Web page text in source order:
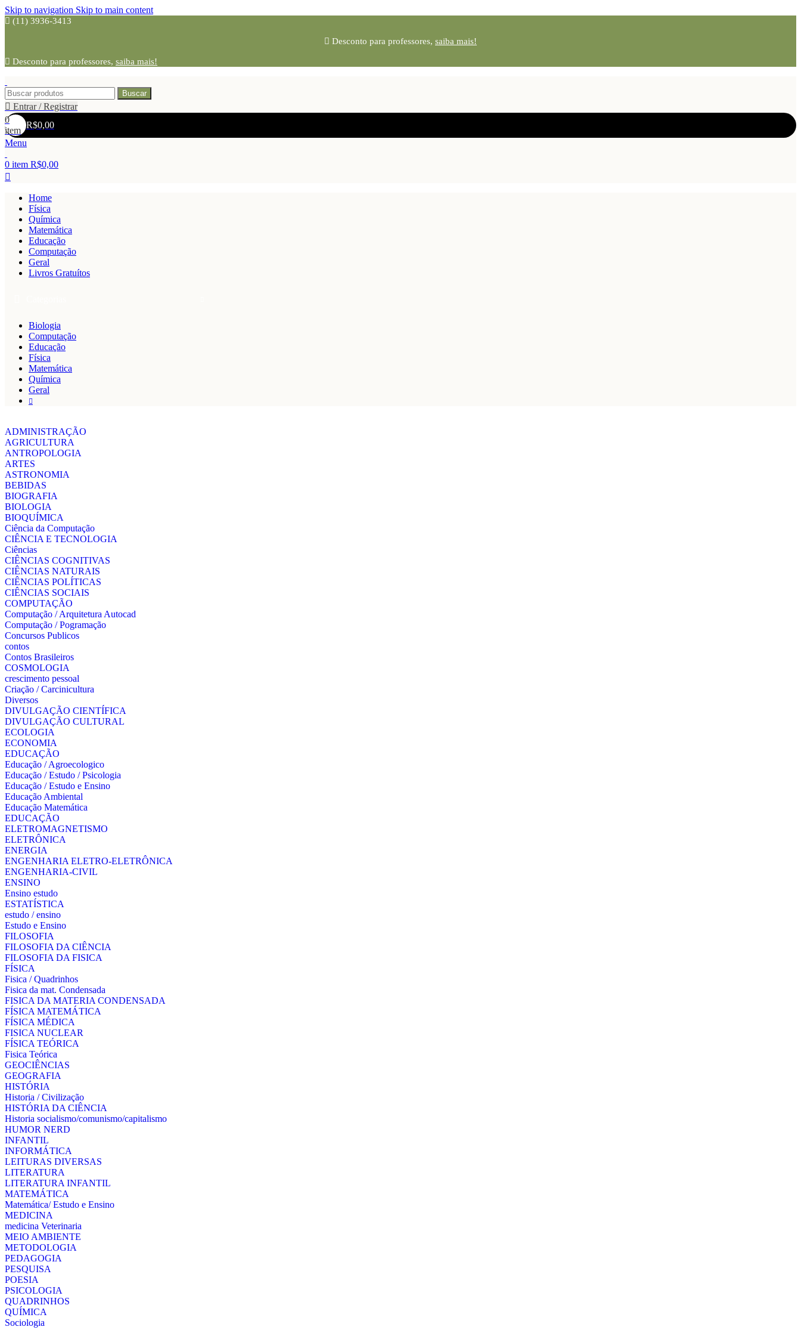
Skip to navigation Skip to main content
(11) 3936-3413
Desconto para professores, saiba mais!
Desconto para professores, saiba mais!
Buscar
Entrar / Registrar
0
item
R$0,00
Menu
0 item R$0,00
Home
Física
Química
Matemática
Educação
Computação
Geral
Livros Gratuítos
Biologia
Computação
Educação
Física
Matemática
Química
Geral
ADMINISTRAÇÃO
AGRICULTURA
ANTROPOLOGIA
ARTES
ASTRONOMIA
BEBIDAS
BIOGRAFIA
BIOLOGIA
BIOQUÍMICA
Ciência da Computação
CIÊNCIA E TECNOLOGIA
Ciências
CIÊNCIAS COGNITIVAS
CIÊNCIAS NATURAIS
CIÊNCIAS POLÍTICAS
CIÊNCIAS SOCIAIS
COMPUTAÇÃO
Computação / Arquitetura Autocad
Computação / Pogramação
Concursos Publicos
contos
Contos Brasileiros
COSMOLOGIA
crescimento pessoal
Criação / Carcinicultura
Diversos
DIVULGAÇÃO CIENTÍFICA
DIVULGAÇÃO CULTURAL
ECOLOGIA
ECONOMIA
EDUCAÇÃO
Educação / Agroecologico
Educação / Estudo / Psicologia
Educação / Estudo e Ensino
Educação Ambiental
Educação Matemática
EDUCAÇÃO
ELETROMAGNETISMO
ELETRÔNICA
ENERGIA
ENGENHARIA ELETRO-ELETRÔNICA
ENGENHARIA-CIVIL
ENSINO
Ensino estudo
ESTATÍSTICA
estudo / ensino
Estudo e Ensino
FILOSOFIA
FILOSOFIA DA CIÊNCIA
FILOSOFIA DA FISICA
FÍSICA
Fisica / Quadrinhos
Fisica da mat. Condensada
FISICA DA MATERIA CONDENSADA
FÍSICA MATEMÁTICA
FÍSICA MÉDICA
FISICA NUCLEAR
FÍSICA TEÓRICA
Fisica Teórica
GEOCIÊNCIAS
GEOGRAFIA
HISTÓRIA
Historia / Civilização
HISTÓRIA DA CIÊNCIA
Historia socialismo/comunismo/capitalismo
HUMOR NERD
INFANTIL
INFORMÁTICA
LEITURAS DIVERSAS
LITERATURA
LITERATURA INFANTIL
MATEMÁTICA
Matemática/ Estudo e Ensino
MEDICINA
medicina Veterinaria
MEIO AMBIENTE
METODOLOGIA
PEDAGOGIA
PESQUISA
POESIA
PSICOLOGIA
QUADRINHOS
QUÍMICA
Sociologia